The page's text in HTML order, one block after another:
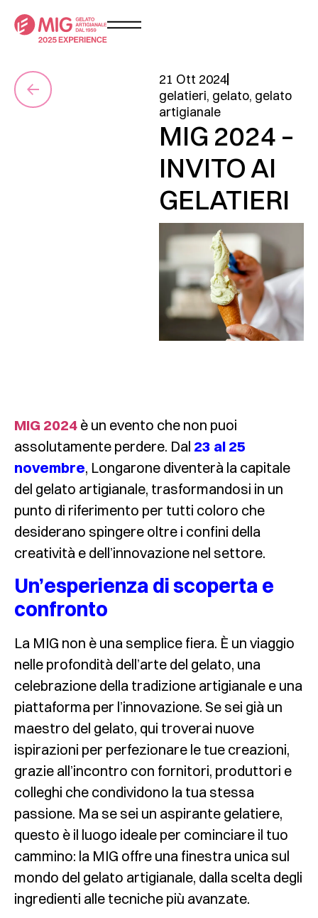
21 Ott 2024
gelatieri, gelato, gelato
artigianale
MIG 2024 –
INVITO AI
GELATIERI
MIG 2024 è un evento che non puoi
assolutamente perdere. Dal 23 al 25
novembre, Longarone diventerà la capitale
del gelato artigianale, trasformandosi in un
punto di riferimento per tutti coloro che
desiderano spingere oltre i confini della
creatività e dell’innovazione nel settore.
Un’esperienza di scoperta e
confronto
La MIG non è una semplice fiera. È un viaggio
nelle profondità dell’arte del gelato, una
celebrazione della tradizione artigianale e una
piattaforma per l’innovazione. Se sei già un
maestro del gelato, qui troverai nuove
ispirazioni per perfezionare le tue creazioni,
grazie all’incontro con fornitori, produttori e
colleghi che condividono la tua stessa
passione. Ma se sei un aspirante gelatiere,
questo è il luogo ideale per cominciare il tuo
cammino: la MIG offre una finestra unica sul
mondo del gelato artigianale, dalla scelta degli
ingredienti alle tecniche più avanzate.